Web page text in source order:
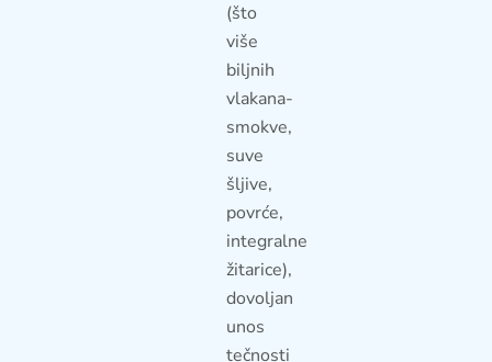
(što
više
biljnih
vlakana-
smokve,
suve
šljive,
povrće,
integralne
žitarice),
dovoljan
unos
tečnosti